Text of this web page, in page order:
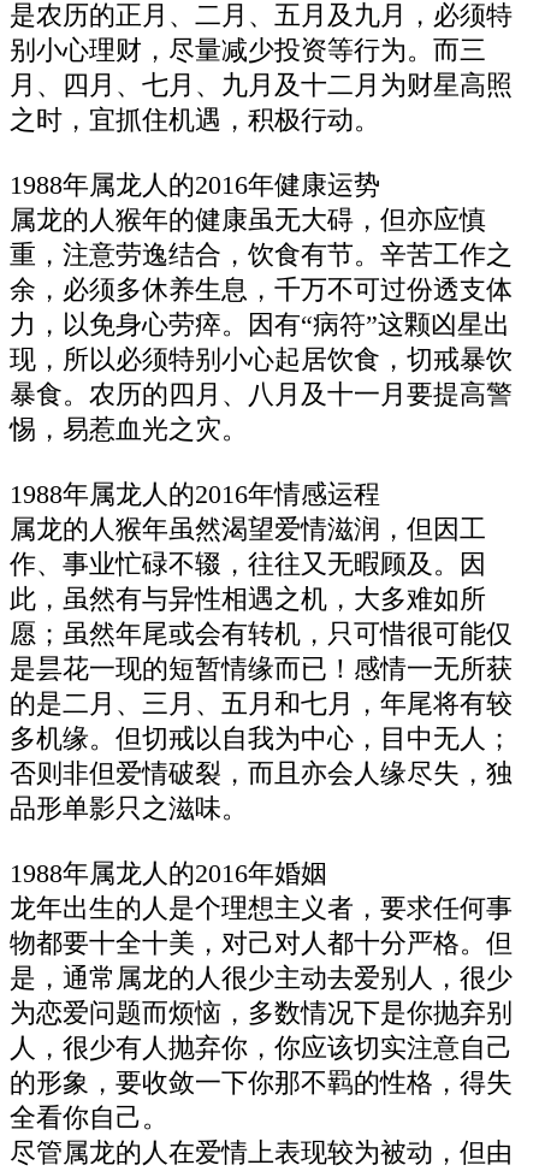
是农历的正月、二月、五月及九月，必须特
别小心理财，尽量减少投资等行为。而三
月、四月、七月、九月及十二月为财星高照
之时，宜抓住机遇，积极行动。
1988年属龙人的2016年健康运势
属龙的人猴年的健康虽无大碍，但亦应慎
重，注意劳逸结合，饮食有节。辛苦工作之
余，必须多休养生息，千万不可过份透支体
力，以免身心劳瘁。因有“病符”这颗凶星出
现，所以必须特别小心起居饮食，切戒暴饮
暴食。农历的四月、八月及十一月要提高警
惕，易惹血光之灾。
1988年属龙人的2016年情感运程
属龙的人猴年虽然渴望爱情滋润，但因工
作、事业忙碌不辍，往往又无暇顾及。因
此，虽然有与异性相遇之机，大多难如所
愿；虽然年尾或会有转机，只可惜很可能仅
是昙花一现的短暂情缘而已！感情一无所获
的是二月、三月、五月和七月，年尾将有较
多机缘。但切戒以自我为中心，目中无人；
否则非但爱情破裂，而且亦会人缘尽失，独
品形单影只之滋味。
1988年属龙人的2016年婚姻
龙年出生的人是个理想主义者，要求任何事
物都要十全十美，对己对人都十分严格。但
是，通常属龙的人很少主动去爱别人，很少
为恋爱问题而烦恼，多数情况下是你抛弃别
人，很少有人抛弃你，你应该切实注意自己
的形象，要收敛一下你那不羁的性格，得失
全看你自己。
尽管属龙的人在爱情上表现较为被动，但由